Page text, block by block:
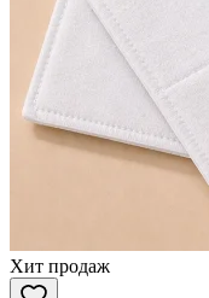
Хит продаж